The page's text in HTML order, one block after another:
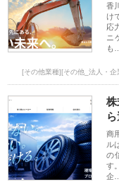
香
け
応
ニ
も…
[その他業種][その他_法人・企
株
商
ル
の
す
企…